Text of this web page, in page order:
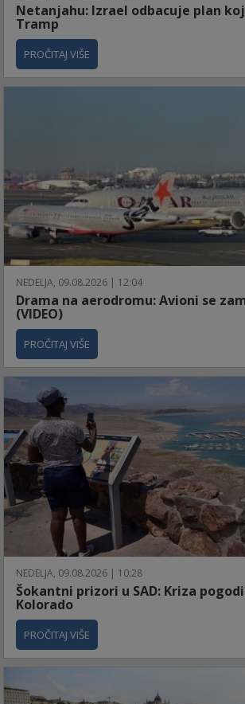
Netanjahu: Izrael odbacuje plan
Tramp
PROČITAJ VIŠE
NEDELJA, 09.08.2026 | 12:04
Drama na aerodromu: Avioni se
(VIDEO)
PROČITAJ VIŠE
NEDELJA, 09.08.2026 | 10:28
Šokantni prizori u SAD: Kriza
Kolorado
PROČITAJ VIŠE